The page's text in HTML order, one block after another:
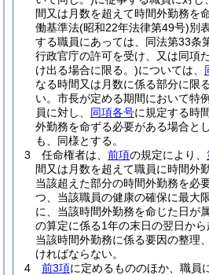
間又は月数を超えて時間外勤務を
働基準法(昭和22年法律第49号)別
する職員にあっては、同法第33条
行政官庁の許可を受け、又は同項
け出る場合に限る。)については、
なる時間又は月数に係る部分に限
い。 市長が定める期間において特
員に対し、 同項各号に規定する時
外勤務を命ずる必要がある場合と
も、同様とする。
3
任命権者は、 前項の規定により、
間又は月数を超えて職員に時間外
当該超えた部分の時間外勤務を必
つ、当該職員の健康の確保に最大
に、当該時間外勤務を命じた日が
の算定に係る1年の末日の翌日から
当該時間外勤務に係る要因の整理
ければならない。
4
前3項に定めるもののほか、職員